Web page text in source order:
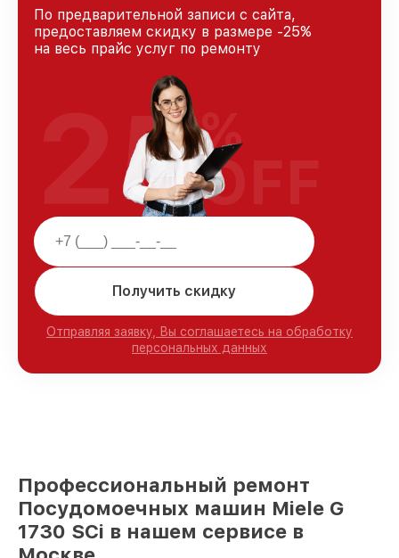
По предварительной записи с сайта,
предоставляем скидку в размере -25%
на весь прайс услуг по ремонту
Получить скидку
Отправляя заявку, Вы соглашаетесь на обработку
персональных данных
25%
OFF
Профессиональный ремонт
Посудомоечных машин Miele G
1730 SCi в нашем сервисе в